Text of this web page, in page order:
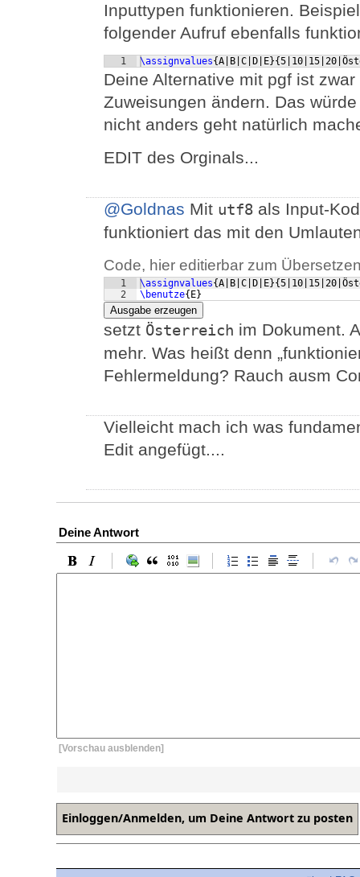
Inputtypen funktionieren.
folgender Aufruf ebenfalls
1 \assignvalues{A|B|C|D|E}{
Deine Alternative mit pgf ist
Zuweisungen ändern. Das
nicht anders geht natürlich
EDIT des Orginals...
@Goldnas Mit utf8 als Input-
funktioniert das mit den
Code, hier editierbar zum
1
2
\assignvalues{A|B|C|D|E}{
\benutze{ E}
Ausgabe erzeugen
setzt Österreich im Dokument.
mehr. Was heißt denn
Fehlermeldung? Rauch ausm
Vielleicht mach ich was
Edit angefügt....
Deine Antwort
[Vorschau ausblenden]